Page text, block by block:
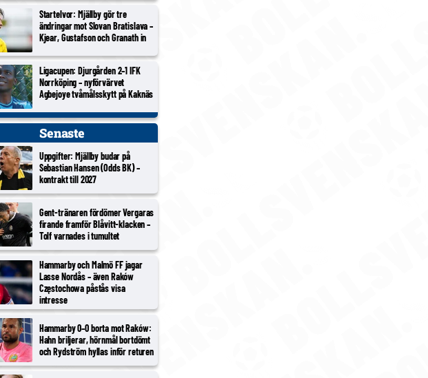
Startelvor: Mjällby gör tre
ändringar mot Slovan Bratislava –
Kjear, Gustafson och Granath in
Ligacupen: Djurgården 2–1 IFK
Norrköping – nyförvärvet
Agbejoye tvåmålsskytt på Kaknäs
Senaste
Uppgifter: Mjällby budar på
Sebastian Hansen (Odds BK) –
kontrakt till 2027
Gent-tränaren fördömer Vergaras
firande framför Blåvitt-klacken –
Tolf varnades i tumultet
Hammarby och Malmö FF jagar
Lasse Nordås – även Raków
Częstochowa påstås visa
intresse
Hammarby 0–0 borta mot Raków:
Hahn briljerar, hörnmål bortdömt
och Rydström hyllas inför returen